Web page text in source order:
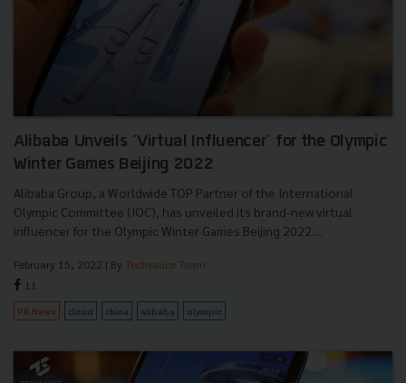
Alibaba Unveils ‘Virtual Influencer’ for the Olympic
Winter Games Beijing 2022
Alibaba Group, a Worldwide TOP Partner of the International
Olympic Committee (IOC), has unveiled its brand-new virtual
influencer for the Olympic Winter Games Beijing 2022....
February 15, 2022 | By Techsauce Team
11
PR News cloud china alibaba olympic